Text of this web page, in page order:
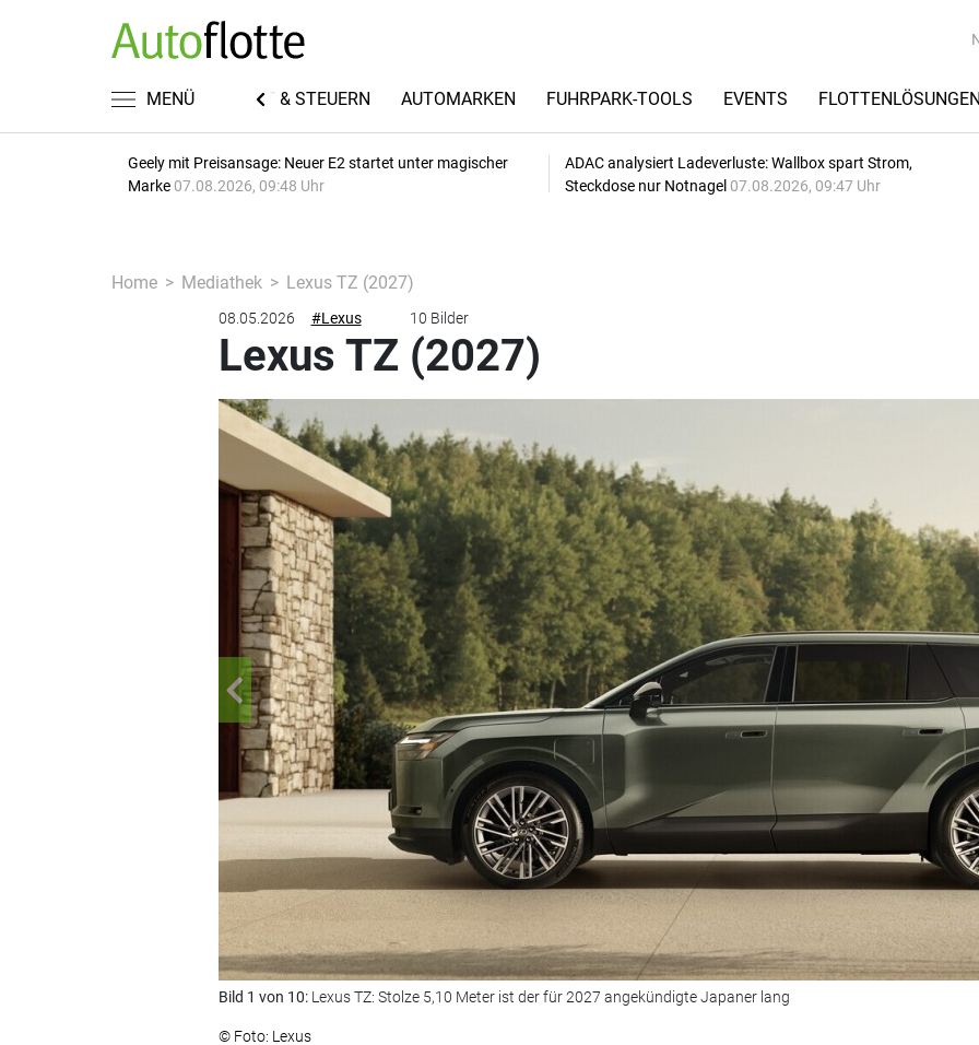
MENÜ
FUHRPARKWISSEN RECHT & STEUERN AUTOMARKEN FUHRPARK-TOOLS EVENTS FLOTTENLÖSUNGEN
Geely mit Preisansage: Neuer E2 startet unter magischer
Marke 07.08.2026, 09:48 Uhr
ADAC analysiert Ladeverluste: Wallbox spart Strom,
Steckdose nur Notnagel 07.08.2026, 09:47 Uhr
Home Mediathek Lexus TZ (2027)
08.05.2026 #Lexus 10 Bilder
Lexus TZ (2027)
Bild 1 von 10: Lexus TZ: Stolze 5,10 Meter ist der für 2027 angekündigte Japaner lang
© Foto: Lexus